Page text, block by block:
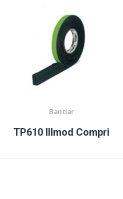
TP610 Illmod Compri
Bantlar